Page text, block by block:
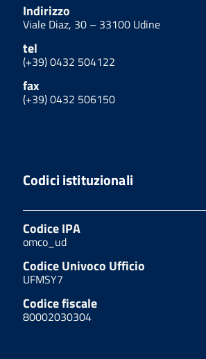
Indirizzo
Viale Diaz, 30 – 33100 Udine
tel
(+39) 0432 504122
fax
(+39) 0432 506150
Codici istituzionali
Codice IPA
omco_ud
Codice Univoco Ufficio
UFMSY7
Codice fiscale
80002030304